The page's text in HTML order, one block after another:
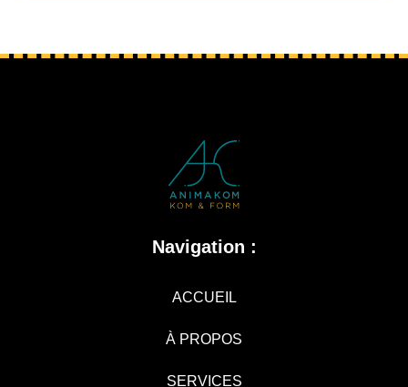
Navigation :
ACCUEIL
À PROPOS
SERVICES